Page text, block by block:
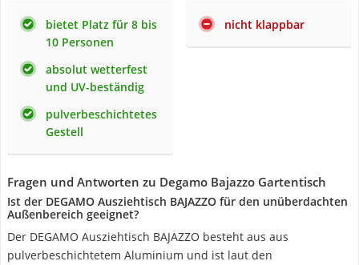
bietet Platz für 8 bis
10 Personen
absolut wetterfest
und UV-beständig
pulverbeschichtetes
Gestell
nicht klappbar
Fragen und Antworten zu Degamo Bajazzo Gartentisch
Ist der DEGAMO Ausziehtisch BAJAZZO für den unüberdachten
Außenbereich geeignet?
Der DEGAMO Ausziehtisch BAJAZZO besteht aus aus
pulverbeschichtetem Aluminium und ist laut den